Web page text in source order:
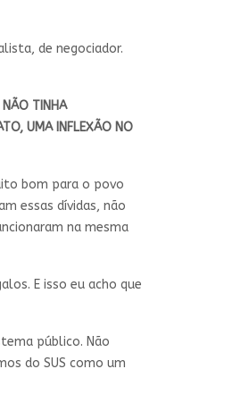
de negociador.
NÃO TINHA
UMA INFLEXÃO NO
bom para o povo
essas dívidas, não
na mesma
E isso eu acho que
público. Não
do SUS como um